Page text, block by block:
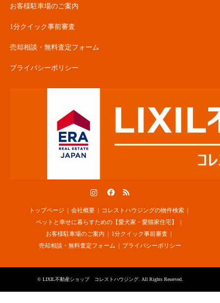
お客様駐車場のご案内
1分クイック事前審査
売却相談・無料査定フォーム
プライバシーポリシー
トップページ 会社概要
コレストハウジングの物件検索
ペットと幸せに暮らすための【愛犬家・愛猫家住宅】
お客様駐車場のご案内
1分クイック事前審査
売却相談・無料査定フォーム
プライバシーポリシー
© LIXIL不動産ショップ コレストハウジング. All Rights Reserved.